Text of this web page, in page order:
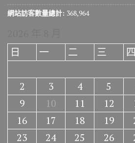
網站訪客數量總計: 368,964
日
一 二 三 四
2
3 4 5
9
10 11 12
16
17 18 19
23
24 25 26